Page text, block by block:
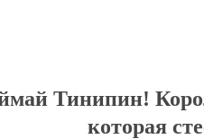
Тинипин!
которая